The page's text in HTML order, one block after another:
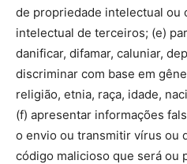
de propriedade intelectual ou
intelectual de terceiros; (e)
danificar, difamar, caluniar,
discriminar com base em
religião, etnia, raça, idade,
(f) apresentar informações
o envio ou transmitir vírus ou
código malicioso que será ou